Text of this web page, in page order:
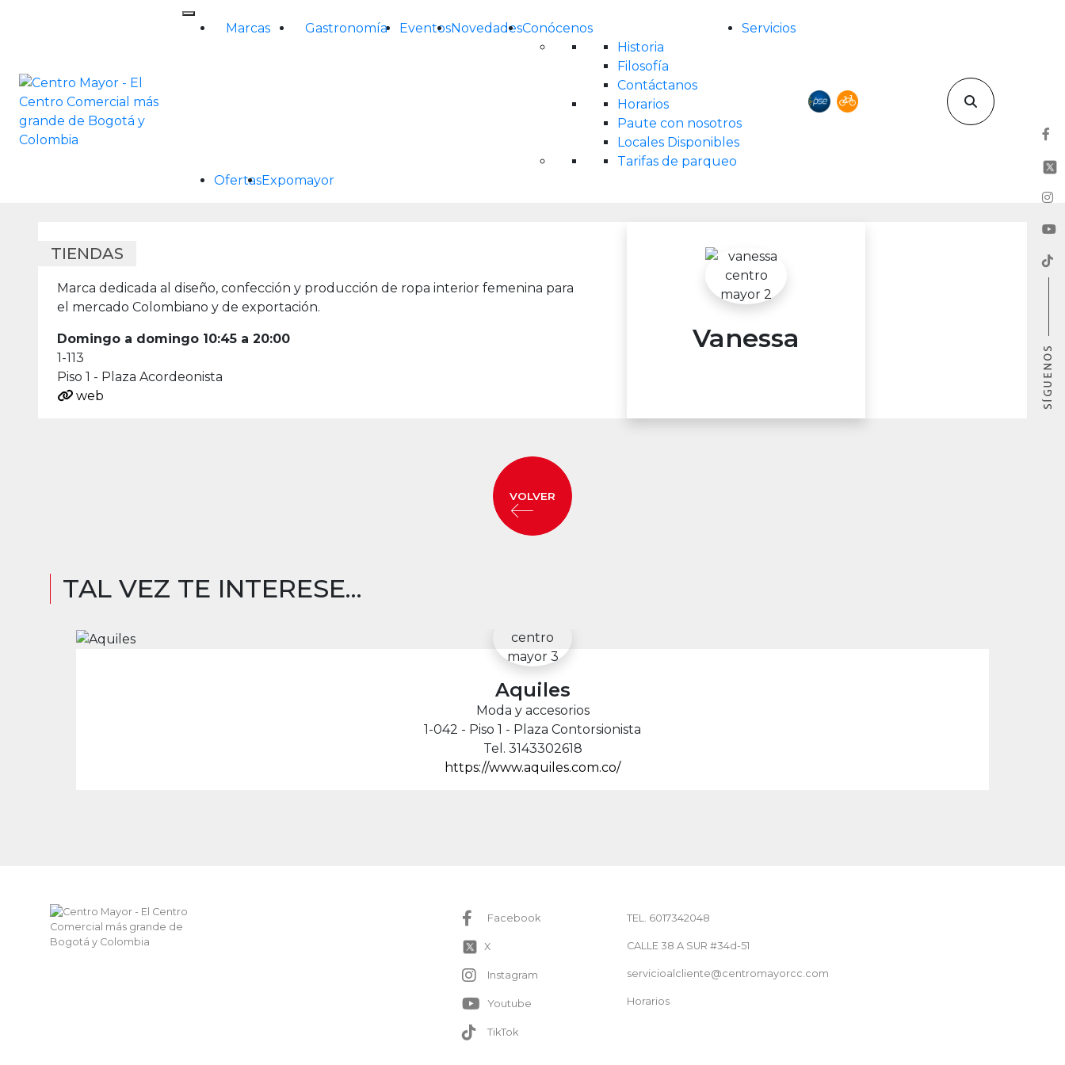
Marcas Gastronomía EventosNovedadesConócenos
Historia
Filosofía
Contáctanos
Horarios
Paute con nosotros
Locales Disponibles
Tarifas de parqueo
Servicios
OfertasExpomayor
TIENDAS
Marca dedicada al diseño, confección y producción de ropa interior femenina para
el mercado Colombiano y de exportación.
Domingo a domingo 10:45 a 20:00
1-113
Piso 1 - Plaza Acordeonista
web
Vanessa
VOLVER
TAL VEZ TE INTERESE...
Aquiles
Moda y accesorios
1-042 - Piso 1 - Plaza Contorsionista
Tel. 3143302618
https://www.aquiles.com.co/
Facebook
X
Instagram
Youtube
TikTok
TEL. 6017342048
CALLE 38 A SUR #34d-51
servicioalcliente@centromayorcc.com
Horarios